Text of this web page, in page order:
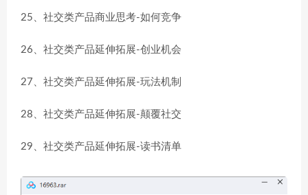
25、社交类产品商业思考-如何竞争
26、社交类产品延伸拓展-创业机会
27、社交类产品延伸拓展-玩法机制
28、社交类产品延伸拓展-颠覆社交
29、社交类产品延伸拓展-读书清单